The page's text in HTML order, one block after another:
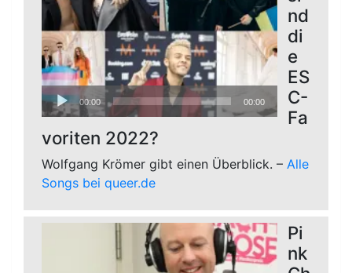
Audio-
Player
00:00 00:00
nd
di
e
ES
C-
Fa
voriten 2022?
Wolfgang Krömer gibt einen Überblick. – Alle
Songs bei queer.de
Pi
nk